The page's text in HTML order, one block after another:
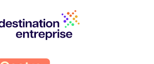
partenaires
: